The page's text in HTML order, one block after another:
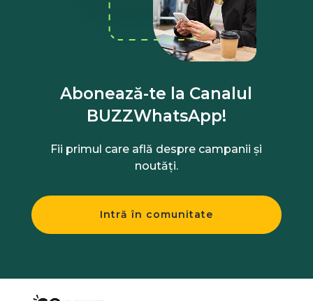
Abonează-te la Canalul
BUZZWhatsApp!
Fii primul care află despre campanii și
noutăți.
Intră în comunitate